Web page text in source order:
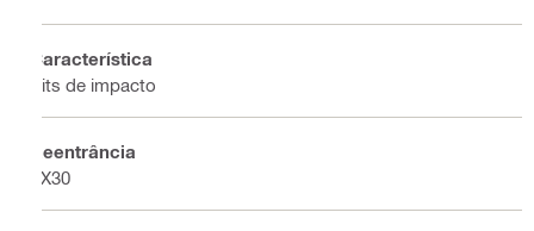
Característica
Bits de impacto
Reentrância
TX30